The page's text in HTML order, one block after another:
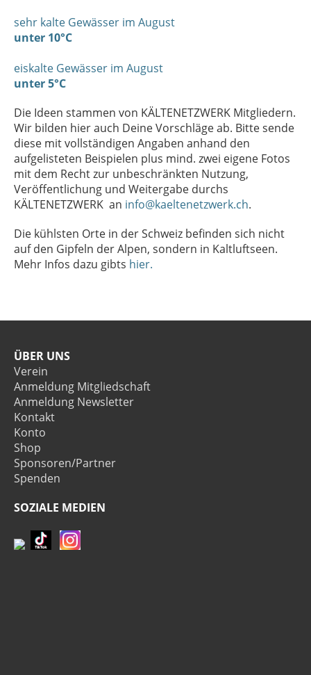
sehr kalte Gewässer im August
unter 10°C
eiskalte Gewässer im August
unter 5°C
Die Ideen stammen von KÄLTENETZWERK Mitgliedern.
Wir bilden hier auch Deine Vorschläge ab. Bitte sende
diese mit vollständigen Angaben anhand den
aufgelisteten Beispielen plus mind. zwei eigene Fotos
mit dem Recht zur unbeschränkten Nutzung,
Veröffentlichung und Weitergabe durchs
KÄLTENETZWERK an info@kaeltenetzwerk.ch.
Die kühlsten Orte in der Schweiz befinden sich nicht
auf den Gipfeln der Alpen, sondern in Kaltluftseen.
Mehr Infos dazu gibts hier.
ÜBER UNS
Verein
Anmeldung Mitgliedschaft
Anmeldung Newsletter
Kontakt
Konto
Shop
Sponsoren/Partner
Spenden
SOZIALE MEDIEN